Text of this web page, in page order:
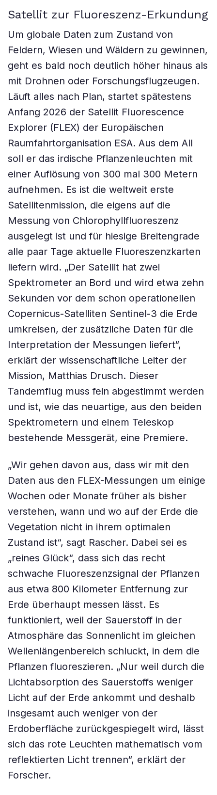
Satellit zur Fluoreszenz-Erkundung
Um globale Daten zum Zustand von
Feldern, Wiesen und Wäldern zu gewinnen,
geht es bald noch deutlich höher hinaus als
mit Drohnen oder Forschungsflugzeugen.
Läuft alles nach Plan, startet spätestens
Anfang 2026 der Satellit Fluorescence
Explorer (FLEX) der Europäischen
Raumfahrtorganisation ESA. Aus dem All
soll er das irdische Pflanzenleuchten mit
einer Auflösung von 300 mal 300 Metern
aufnehmen. Es ist die weltweit erste
Satellitenmission, die eigens auf die
Messung von Chlorophyllfluoreszenz
ausgelegt ist und für hiesige Breitengrade
alle paar Tage aktuelle Fluoreszenzkarten
liefern wird. „Der Satellit hat zwei
Spektrometer an Bord und wird etwa zehn
Sekunden vor dem schon operationellen
Copernicus-Satelliten Sentinel-3 die Erde
umkreisen, der zusätzliche Daten für die
Interpretation der Messungen liefert“,
erklärt der wissenschaftliche Leiter der
Mission, Matthias Drusch. Dieser
Tandemflug muss fein abgestimmt werden
und ist, wie das neuartige, aus den beiden
Spektrometern und einem Teleskop
bestehende Messgerät, eine Premiere.
„Wir gehen davon aus, dass wir mit den
Daten aus den FLEX-Messungen um einige
Wochen oder Monate früher als bisher
verstehen, wann und wo auf der Erde die
Vegetation nicht in ihrem optimalen
Zustand ist“, sagt Rascher. Dabei sei es
„reines Glück“, dass sich das recht
schwache Fluoreszenzsignal der Pflanzen
aus etwa 800 Kilometer Entfernung zur
Erde überhaupt messen lässt. Es
funktioniert, weil der Sauerstoff in der
Atmosphäre das Sonnenlicht im gleichen
Wellenlängenbereich schluckt, in dem die
Pflanzen fluoreszieren. „Nur weil durch die
Lichtabsorption des Sauerstoffs weniger
Licht auf der Erde ankommt und deshalb
insgesamt auch weniger von der
Erdoberfläche zurückgespiegelt wird, lässt
sich das rote Leuchten mathematisch vom
reflektierten Licht trennen“, erklärt der
Forscher.